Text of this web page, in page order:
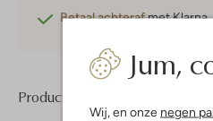
Jum,
Wij, en onze negen
Betaal achterafmet Klarna
Product informatie